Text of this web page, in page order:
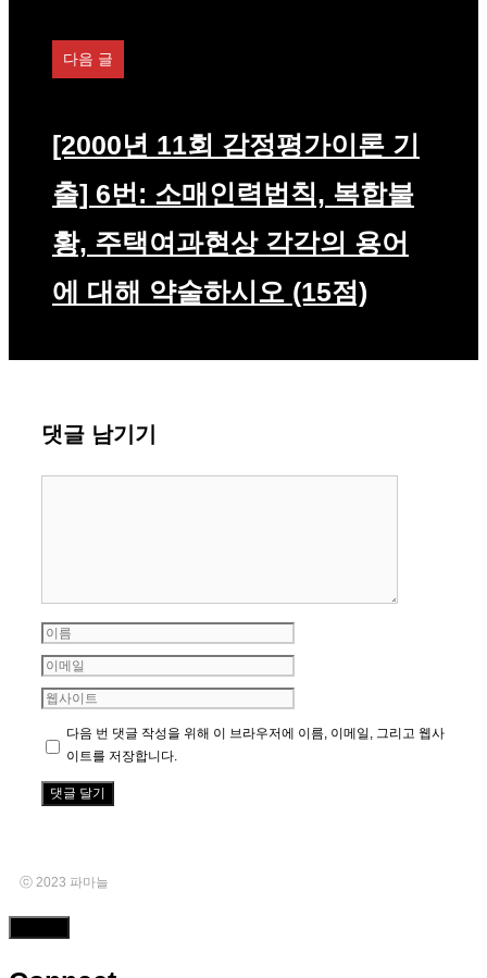
다음 글
[2000년 11회 감정평가이론 기
출] 6번: 소매인력법칙, 복합불
황, 주택여과현상 각각의 용어
에 대해 약술하시오 (15점)
댓글 남기기
이
름
이
메
일
웹
이
다음 번 댓글 작성을 위해 이 브라우저에 이름, 이메일, 그리고 웹사
이트를 저장합니다.
ⓒ 2023 파마늘
Close